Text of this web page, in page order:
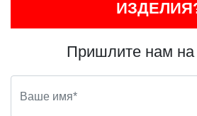
Пришлите нам на